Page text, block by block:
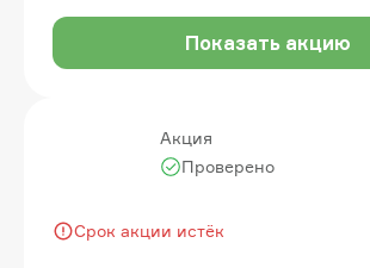
Показать акцию
Акция
Срок акции истёк
Проверено